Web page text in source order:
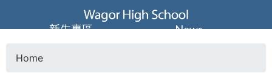
Jump to navigation
葳
格Home
新生專區 News